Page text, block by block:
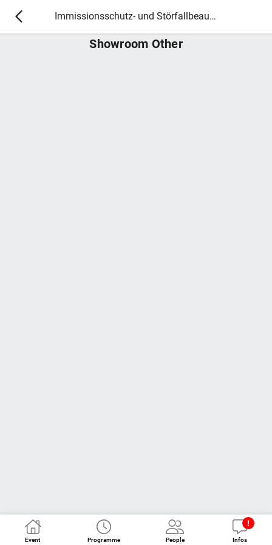
Immissionsschutz- und Störfallbeauftragte 2021
Showroom Other
Event Programme People Infos